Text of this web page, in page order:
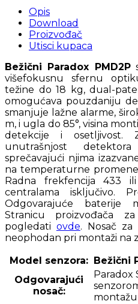
Opis
Download
Proizvođač
Utisci kupaca
Bežični Paradox PMD2P
višefokusnu sfernu
težine do 18 kg, dual-
omogućava pouzdaniju
smanjuje lažne alarme,
m, i ugla do 85°, visina
detekcije i osetljivost.
unutrašnjost
sprečavajući njima
na temperaturne
Radna frekfencija 433
centralama isključivo.
Odgovarajuće baterije
Stranicu proizvođača
pogledati ovde. Nosač
neophodan pri montaži na
Model senzora: Bežični
Odgovarajući
nosač:
Paradox
montažu